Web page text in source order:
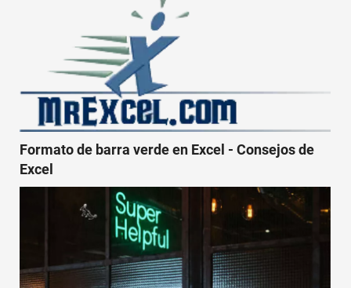
Formato de barra verde en Excel - Consejos de
Excel